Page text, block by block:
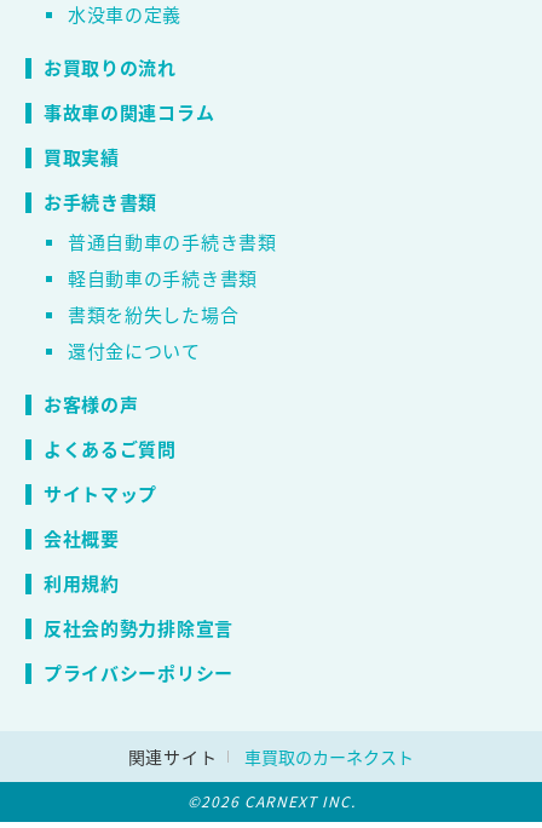
水没車の定義
お買取りの流れ
事故車の関連コラム
買取実績
お手続き書類
普通自動車の手続き書類
軽自動車の手続き書類
書類を紛失した場合
還付金について
お客様の声
よくあるご質問
サイトマップ
会社概要
利用規約
反社会的勢力排除宣言
プライバシーポリシー
関連サイト 車買取のカーネクスト
©2026 CARNEXT INC.